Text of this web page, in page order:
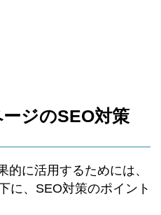
ジのSEO対策
的に活用するためには、
に、SEO対策のポイント